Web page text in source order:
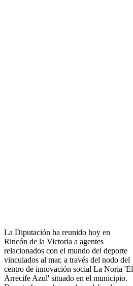
La Diputación ha reunido hoy en
Rincón de la Victoria a agentes
relacionados con el mundo del deporte
vinculados al mar, a través del nodo del
centro de innovación social La Noria 'El
Arrecife Azul' situado en el municipio.